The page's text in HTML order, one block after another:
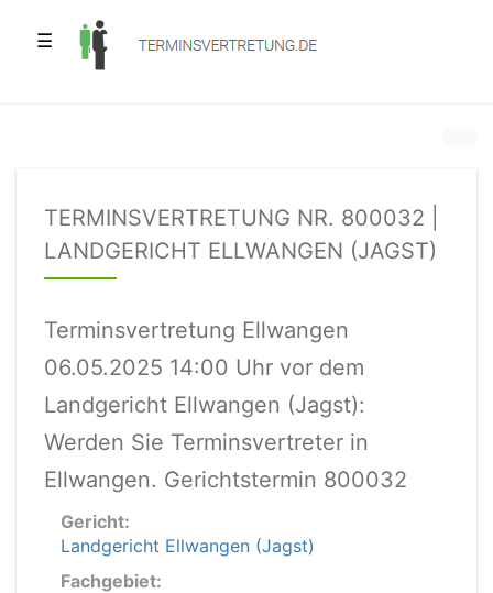
☰
TERMINSVERTRETUNG NR. 800032 |
LANDGERICHT ELLWANGEN (JAGST)
Terminsvertretung Ellwangen
06.05.2025 14:00 Uhr vor dem
Landgericht Ellwangen (Jagst):
Werden Sie Terminsvertreter in
Ellwangen. Gerichtstermin 800032
Gericht:
Landgericht Ellwangen (Jagst)
Fachgebiet: